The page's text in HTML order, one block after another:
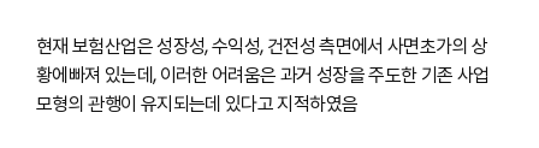
현재 보험산업은 성장성, 수익성, 건전성 측면에서 사면초가의 상
황에빠져 있는데, 이러한 어려움은 과거 성장을 주도한 기존 사업
모형의 관행이 유지되는데 있다고 지적하였음